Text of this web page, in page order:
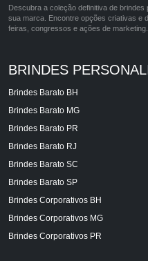
Descubra a coleção definitiva de
sua marca. Encontre opções criativas e
feiras, congressos e ações de
BRINDES
Brindes Barato BH
Brindes Barato MG
Brindes Barato PR
Brindes Barato RJ
Brindes Barato SC
Brindes Barato SP
Brindes Corporativos BH
Brindes Corporativos MG
Brindes Corporativos PR